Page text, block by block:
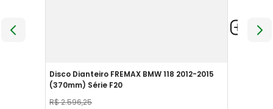
Disco Dianteiro FREMAX BMW 118 2012-2015
(370mm) Série F20
R$2.596,25